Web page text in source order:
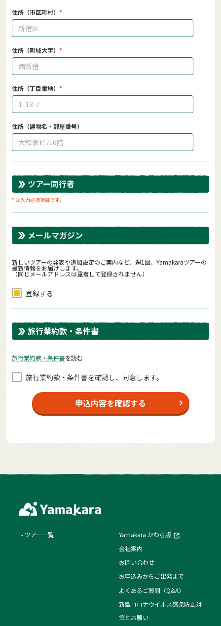
住所（市区町村）
住所（町域大字）
住所（丁目番地）
住所（建物名・部屋番号）
ツアー同行者
* は入力必須項目です。
メールマガジン
新しいツアーの発表や追加設定のご案内など、週1回、Yamakaraツアーの
最新情報をお届けします。
（同じメールアドレスは重複して登録されません）
登録する
旅行業約款・条件書
旅⾏業約款・条件書を読む
旅⾏業約款・条件書を確認し、同意します。
申込内容を確認する
ツアー一覧
Yamakara かわら版
会社案内
お問い合わせ
お申込みからご出発まで
よくあるご質問（Q&A）
新型コロナウイルス感染防止対
策とお願い